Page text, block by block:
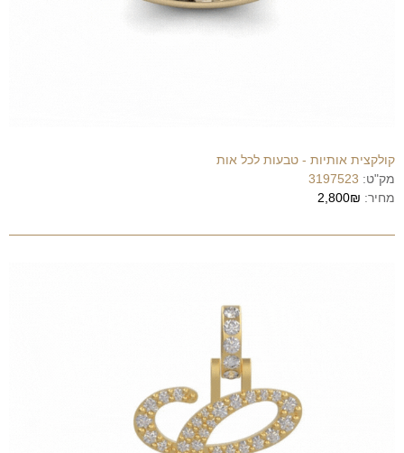
קולקצית אותיות - טבעות לכל אות
מק"ט: 3197523
מחיר: 2,800₪